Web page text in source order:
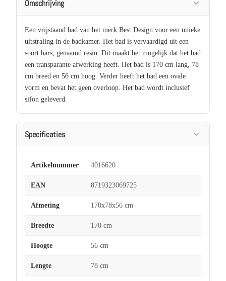
Omschrijving
Een vrijstaand bad van het merk Best Design voor een unieke
uitstraling in de badkamer. Het bad is vervaardigd uit een
soort hars, genaamd resin. Dit maakt het mogelijk dat het bad
een transparante afwerking heeft. Het bad is 170 cm lang, 78
cm breed en 56 cm hoog. Verder heeft het bad een ovale
vorm en bevat het geen overloop. Het bad wordt inclusief
sifon geleverd.
Specificaties
Artikelnummer 4016620
EAN 8719323069725
Afmeting 170x78x56 cm
Breedte 170 cm
Hoogte 56 cm
Lengte 78 cm